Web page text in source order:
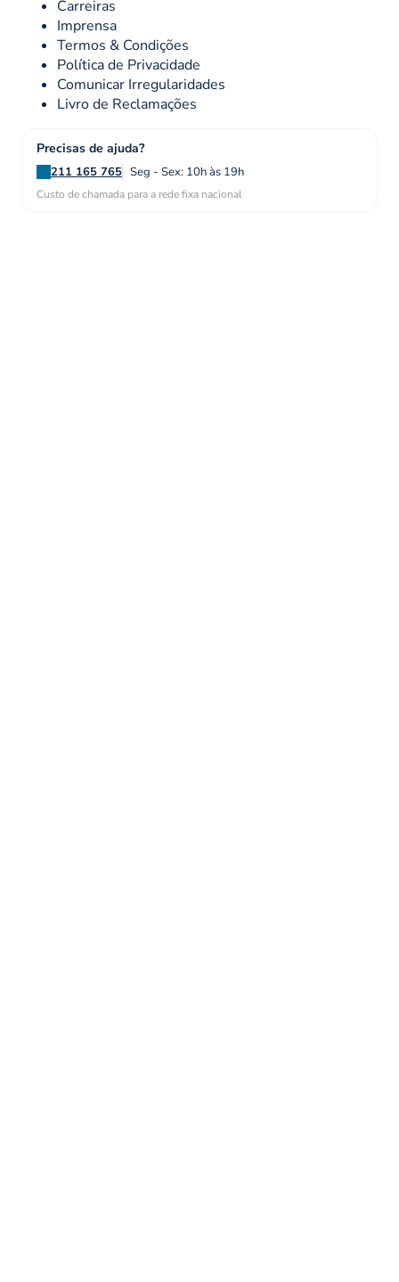
Carreiras
Imprensa
Termos & Condições
Política de Privacidade
Comunicar Irregularidades
Livro de Reclamações
Precisas de ajuda?
211 165 765 Seg - Sex: 10h às 19h
Custo de chamada para a rede fixa nacional